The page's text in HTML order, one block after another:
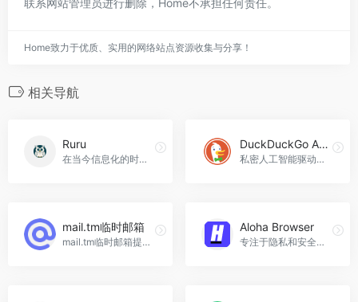
Home致力于优质、实用的网络站点资源收集与分享！
相关导航
Ruru
在当今信息化的时代，个人隐私保护变得越来越重要。但您知道吗？您的宠物信息也是需要被保护的。本文将为您讲解如何防止宠物信息泄露，让您的爱宠更加安全，Ruru官网入口网址
DuckDuckGo AI Chat
私密人工智能驱动型聊天服务，保护用户隐私。DuckDuckGo AI Chat官网入口网址
mail.tm临时邮箱
mail.tm临时邮箱提供安全即时通信，保护隐私，应用于网络注册等场景。
Aloha Browser
专注于隐私和安全的网络浏览器，Aloha Browser官网入口网址